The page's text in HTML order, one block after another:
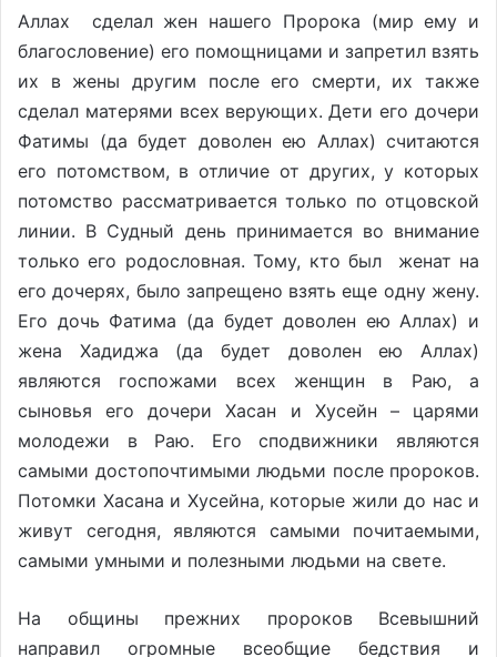
Аллах сделал жен нашего Пророка (мир ему и
благословение) его помощницами и запретил взять
их в жены другим после его смерти, их также
сделал матерями всех верующих. Дети его дочери
Фатимы (да будет доволен ею Аллах) считаются
его потомством, в отличие от других, у которых
потомство рассматривается только по отцовской
линии. В Судный день принимается во внимание
только его родословная. Тому, кто был женат на
его дочерях, было запрещено взять еще одну жену.
Его дочь Фатима (да будет доволен ею Аллах) и
жена Хадиджа (да будет доволен ею Аллах)
являются госпожами всех женщин в Раю, а
сыновья его дочери Хасан и Хусейн – царями
молодежи в Раю. Его сподвижники являются
самыми достопочтимыми людьми после пророков.
Потомки Хасана и Хусейна, которые жили до нас и
живут сегодня, являются самыми почитаемыми,
самыми умными и полезными людьми на свете.
На общины прежних пророков Всевышний
направил огромные всеобщие бедствия и